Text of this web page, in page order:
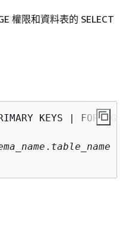
權限和資料表的 SELECT
KEYS | FOREIGN
. table_name